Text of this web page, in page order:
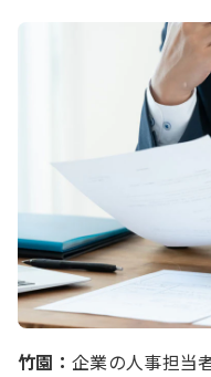
竹園： 企業の人事担当